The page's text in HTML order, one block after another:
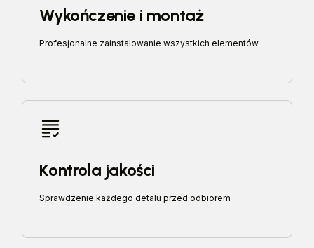
Wykończenie i montaż
Profesjonalne zainstalowanie wszystkich elementów
Kontrola jakości
Sprawdzenie każdego detalu przed odbiorem